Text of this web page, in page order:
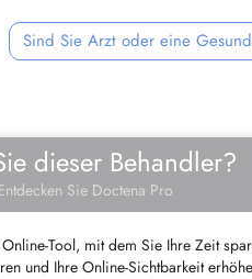
Sind Sie Arzt oder eine
dieser Behandler?
Sie Doctena Pro
Tool, mit dem Sie Ihre Zeit
und Ihre Online-Sichtbarkeit